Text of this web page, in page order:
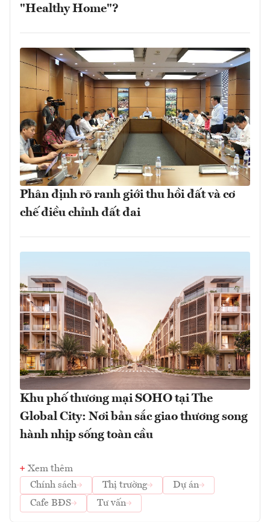
"Healthy Home"?
Phân định rõ ranh giới thu hồi đất và cơ
chế điều chỉnh đất đai
Khu phố thương mại SOHO tại The
Global City: Nơi bản sắc giao thương song
hành nhịp sống toàn cầu
Xem thêm
Chính sách
Thị trường
Dự án
Cafe BĐS
Tư vấn